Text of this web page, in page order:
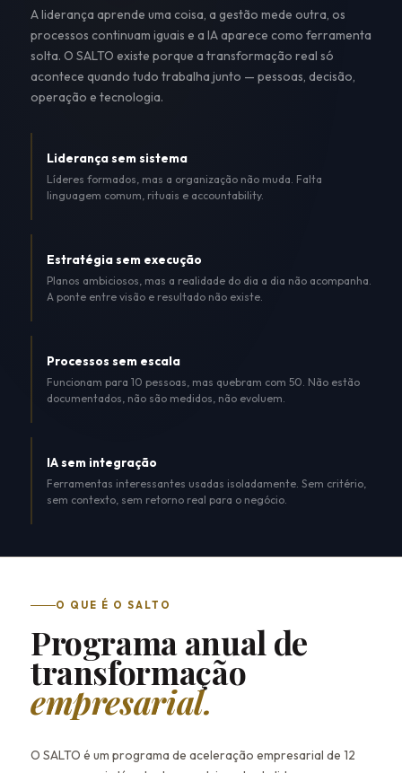
A liderança aprende uma coisa, a gestão mede outra, os
processos continuam iguais e a IA aparece como ferramenta
solta. O SALTO existe porque a transformação real só
acontece quando tudo trabalha junto — pessoas, decisão,
operação e tecnologia.
Liderança sem sistema
Líderes formados, mas a organização não muda. Falta
linguagem comum, rituais e accountability.
Estratégia sem execução
Planos ambiciosos, mas a realidade do dia a dia não acompanha.
A ponte entre visão e resultado não existe.
Processos sem escala
Funcionam para 10 pessoas, mas quebram com 50. Não estão
documentados, não são medidos, não evoluem.
IA sem integração
Ferramentas interessantes usadas isoladamente. Sem critério,
sem contexto, sem retorno real para o negócio.
O QUE É O SALTO
Programa anual de
transformação
empresarial.
O SALTO é um programa de aceleração empresarial de 12